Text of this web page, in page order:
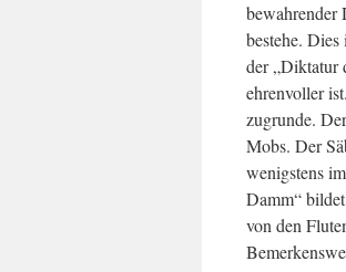
bewahrender
bestehe.
der „Diktatur
ehrenvoller
zugrunde.
Mobs. Der
wenigstens
Damm“
von den